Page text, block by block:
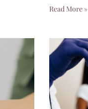
Read More »